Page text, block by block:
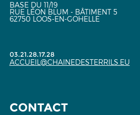
BASE DU 11/19
RUE LÉON BLUM - BÂTIMENT 5
62750 LOOS-EN-GOHELLE
03.21.28.17.28
ACCUEIL@CHAINEDESTERRILS.EU
CONTACT